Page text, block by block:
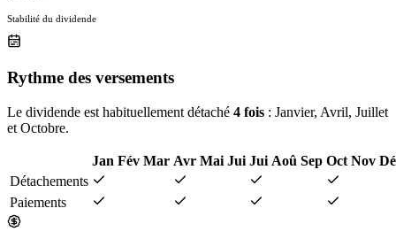
Stabilité du dividende
Rythme des versements
Le dividende est habituellement détaché 4 fois : Janvier, Avril, Juillet
et Octobre.
Jan Fév Mar Avr Mai Jui Jui Aoû Sep Oct Nov
Détachements
Paiements